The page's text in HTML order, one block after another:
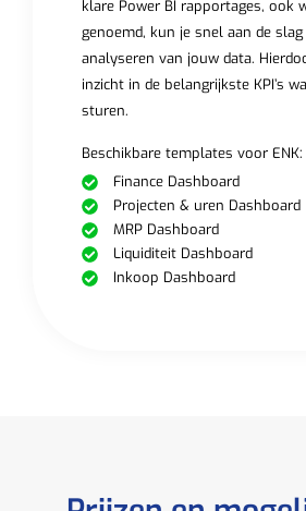
klare Power BI rapportages, ook
genoemd, kun je snel aan de
analyseren van jouw data.
inzicht in de belangrijkste KPI’s
sturen.
Beschikbare templates voor ENK:
Finance Dashboard
Projecten & uren Dashboard
MRP Dashboard
Liquiditeit Dashboard
Inkoop Dashboard